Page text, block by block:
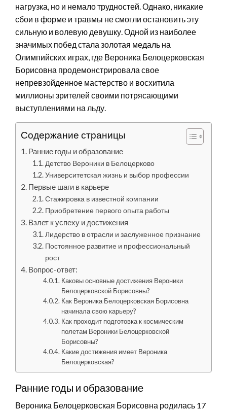
нагрузка, но и немало трудностей. Однако, никакие
сбои в форме и травмы не смогли остановить эту
сильную и волевую девушку. Одной из наиболее
значимых побед стала золотая медаль на
Олимпийских играх, где Вероника Белоцерковская
Борисовна продемонстрировала свое
непревзойденное мастерство и восхитила
миллионы зрителей своими потрясающими
выступлениями на льду.
Содержание страницы
Ранние годы и образование
Детство Вероники в Белоцерково
Университетская жизнь и выбор профессии
Первые шаги в карьере
Стажировка в известной компании
Приобретение первого опыта работы
Взлет к успеху и достижения
Лидерство в отрасли и заслуженное признание
Постоянное развитие и профессиональный
рост
Вопрос-ответ:
Каковы основные достижения Вероники
Белоцерковской Борисовны?
Как Вероника Белоцерковская Борисовна
начинала свою карьеру?
Как проходит подготовка к космическим
полетам Вероники Белоцерковской
Борисовны?
Какие достижения имеет Вероника
Белоцерковская?
Ранние годы и образование
Вероника Белоцерковская Борисовна родилась 17